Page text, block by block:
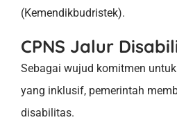
(Kemendikbudristek).
CPNS Jalur
Sebagai wujud komitmen
yang inklusif, pemerintah
disabilitas.